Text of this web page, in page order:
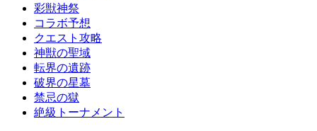
彩獣神祭
コラボ予想
クエスト攻略
神獣の聖域
転界の遺跡
破界の星墓
禁忌の獄
絶級トーナメント